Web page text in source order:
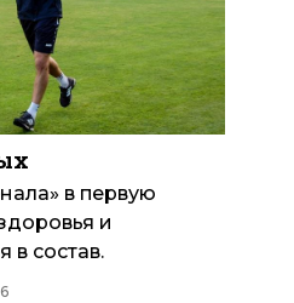
в первую
и
в состав.